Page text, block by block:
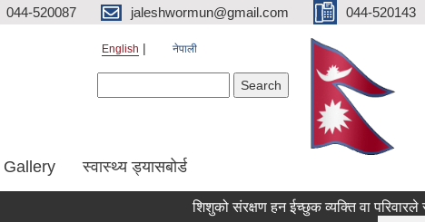
044-520087 jaleshwormun@gmail.com 044-520143
English नेपाली
Gallery स्वास्थ्य ड्यासबोर्ड
शिशुको संरक्षण हन ईच्छुक व्यक्ति वा परिवारले